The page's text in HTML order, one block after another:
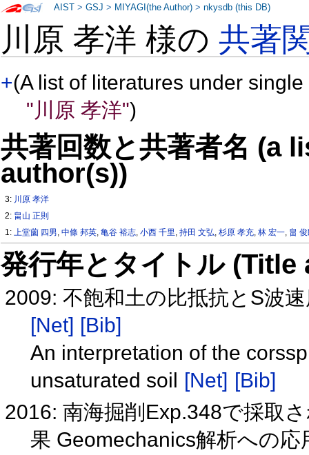
川原 孝洋 様の共著
+(A list of literatures under
"川原 孝洋")
共著回数と共著者名 (a
author(s))
3: 川原 孝洋
2: 畠山 正則
1:上堂薗 四男,中條 邦英,亀谷 裕志,小西 千里,持田 文弘,杉原 孝充,林 宏一, 畠
発行年とタイトル
2009: 不飽和土の比抵抗とS波
[Net] [Bib]
An interpretation of the
unsaturated soil [Net] [Bib]
2016: 南海掘削Exp.348で採取
果 Geomechanics解析への
AIST >GSJ > MIYAGI(the Author) >nkysdb (this DB)